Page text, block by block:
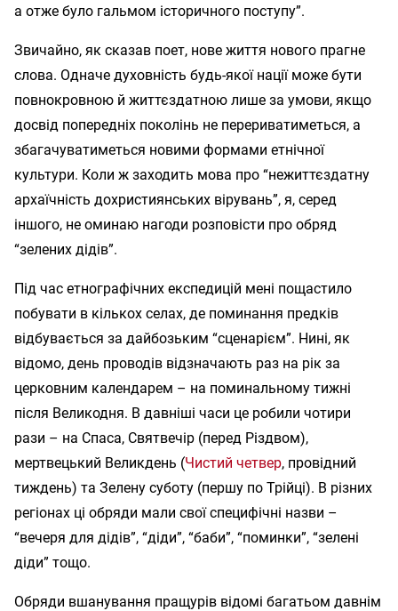
а отже було гальмом історичного поступу”.
Звичайно, як сказав поет, нове життя нового прагне
слова. Одначе духовність будь-якої нації може бути
повнокровною й життєздатною лише за умови, якщо
досвід попередніх поколінь не перериватиметься, а
збагачуватиметься новими формами етнічної
культури. Коли ж заходить мова про “нежиттєздатну
архаїчність дохристиянських вірувань”, я, серед
іншого, не оминаю нагоди розповісти про обряд
“зелених дідів”.
Під час етнографічних експедицій мені пощастило
побувати в кількох селах, де поминання предків
відбувається за дайбозьким “сценарієм”. Нині, як
відомо, день проводів відзначають раз на рік за
церковним календарем – на поминальному тижні
після Великодня. В давніші часи це робили чотири
рази – на Спаса, Святвечір (перед Різдвом),
мертвецький Великдень (Чистий четвер, провідний
тиждень) та Зелену суботу (першу по Трійці). В різних
регіонах ці обряди мали свої специфічні назви –
“вечеря для дідів”, “діди”, “баби”, “поминки”, “зелені
діди” тощо.
Обряди вшанування пращурів відомі багатьом давнім